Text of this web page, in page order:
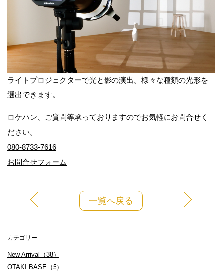
ライトプロジェクターで光と影の演出。様々な種類の光形を
選出できます。
ロケハン、ご質問等承っておりますのでお気軽にお問合せく
ださい。
080-8733-7616
お問合せフォーム
一覧へ戻る
カテゴリー
New Arrival（38）
OTAKI BASE（5）